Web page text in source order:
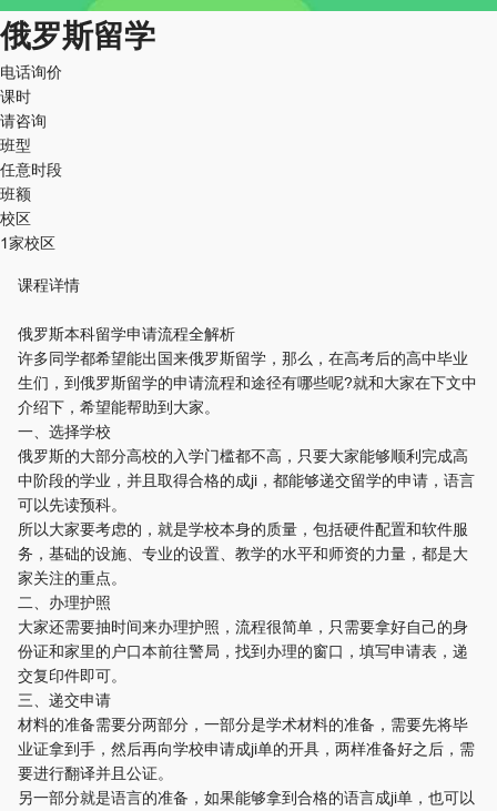
俄罗斯留学
电话询价
课时
请咨询
班型
任意时段
班额
校区
1家校区
课程详情
俄罗斯本科留学申请流程全解析
许多同学都希望能出国来俄罗斯留学，那么，在高考后的高中毕业
生们，到俄罗斯留学的申请流程和途径有哪些呢?就和大家在下文中
介绍下，希望能帮助到大家。
一、选择学校
俄罗斯的大部分高校的入学门槛都不高，只要大家能够顺利完成高
中阶段的学业，并且取得合格的成ji，都能够递交留学的申请，语言
可以先读预科。
所以大家要考虑的，就是学校本身的质量，包括硬件配置和软件服
务，基础的设施、专业的设置、教学的水平和师资的力量，都是大
家关注的重点。
二、办理护照
大家还需要抽时间来办理护照，流程很简单，只需要拿好自己的身
份证和家里的户口本前往警局，找到办理的窗口，填写申请表，递
交复印件即可。
三、递交申请
材料的准备需要分两部分，一部分是学术材料的准备，需要先将毕
业证拿到手，然后再向学校申请成ji单的开具，两样准备好之后，需
要进行翻译并且公证。
另一部分就是语言的准备，如果能够拿到合格的语言成ji单，也可以